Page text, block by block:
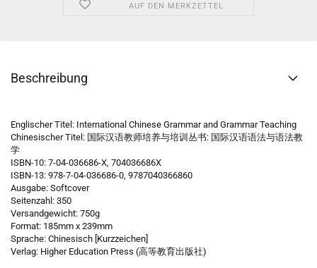
AUF DEN MERKZETTEL
Beschreibung
Englischer Titel: International Chinese Grammar and Grammar Teaching
Chinesischer Titel: 国际汉语教师培养与培训丛书: 国际汉语语法与语法教
学
ISBN-10: 7-04-036686-X, 704036686X
ISBN-13: 978-7-04-036686-0, 9787040366860
Ausgabe: Softcover
Seitenzahl: 350
Versandgewicht: 750g
Format: 185mm x 239mm
Sprache: Chinesisch [Kurzzeichen]
Verlag: Higher Education Press (高等教育出版社)